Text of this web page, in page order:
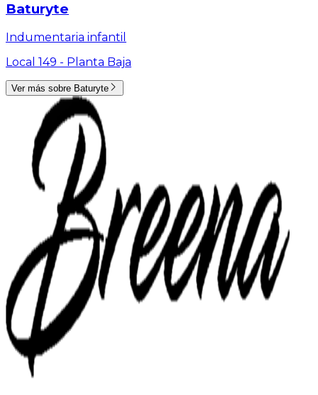
Baturyte
Indumentaria infantil
Local 149 - Planta Baja
Ver más sobre Baturyte